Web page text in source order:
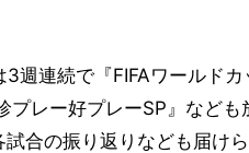
連続で『FIFAワールドカ
レー好プレーSP』なども
合の振り返りなども届けら